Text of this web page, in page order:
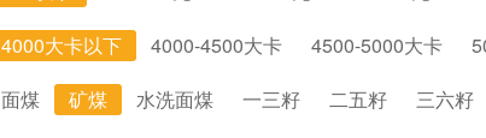
4000大卡以下 4000-4500大卡 4500-5000大卡
面煤 矿煤 水洗面煤 一三籽 二五籽 三六籽